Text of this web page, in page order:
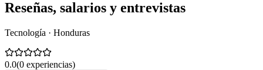
Reseñas, salarios y entrevistas
Tecnología · Honduras
0.0(0 experiencias)